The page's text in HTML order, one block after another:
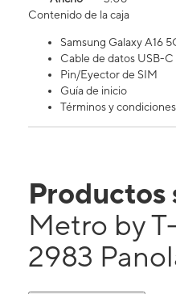
Contenido de la caja
Samsung Galaxy A16
Cable de datos USB-C
Pin/Eyector de SIM
Guía de inicio
Términos y condiciones
Productos
Metro by
2983